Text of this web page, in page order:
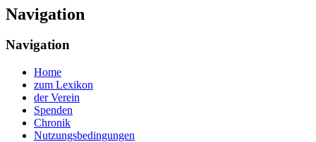
Navigation
Navigation
Home
zum Lexikon
der Verein
Spenden
Chronik
Nutzungsbedingungen